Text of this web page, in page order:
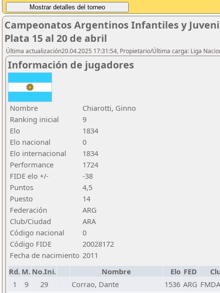
Campeonatos Argentinos Infantiles y
Plata 15 al 20 de abril
Última actualización20.04.2025 17:31:54, Propietario/Última carga: Liga
Información de jugadores
Nombre
Chiarotti, Ginno
Ranking inicial
9
Elo
1834
Elo nacional
0
Elo internacional
1834
Performance
1724
FIDE elo +/-
-38
Puntos
4,5
Puesto
14
Federación
ARG
Club/Ciudad
ARA
Código nacional
0
Código FIDE
20028172
Fecha de nacimiento 2011
Rd. M. No.Ini. Nombre Elo FED
1
9 29 Corrao, Dante 1536 ARG FMDA